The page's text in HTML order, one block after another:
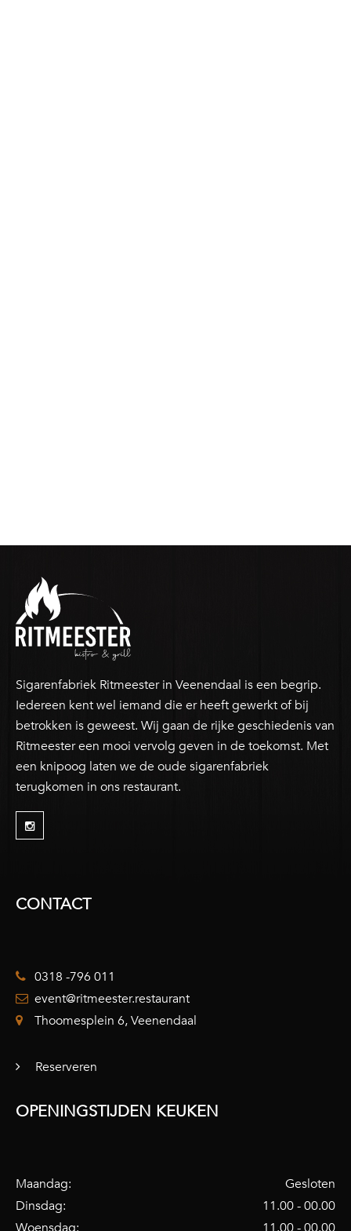
Sigarenfabriek Ritmeester in Veenendaal is een begrip.
Iedereen kent wel iemand die er heeft gewerkt of bij
betrokken is geweest. Wij gaan de rijke geschiedenis van
Ritmeester een mooi vervolg geven in de toekomst. Met
een knipoog laten we de oude sigarenfabriek
terugkomen in ons restaurant.
CONTACT
0318 -796 011
event@ritmeester.restaurant
Thoomesplein 6, Veenendaal
Reserveren
OPENINGSTIJDEN KEUKEN
Maandag:
Gesloten
Dinsdag:
11.00 - 00.00